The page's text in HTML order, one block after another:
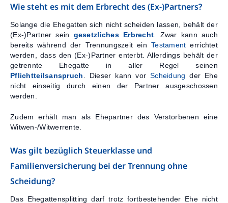
Wie steht es mit dem Erbrecht des (Ex-)Partners?
Solange die Ehegatten sich nicht scheiden lassen, behält der
(Ex-)Partner sein gesetzliches Erbrecht . Zwar kann auch
bereits während der Trennungszeit ein Testament errichtet
werden, dass den (Ex-)Partner enterbt. Allerdings behält der
getrennte Ehegatte in aller Regel seinen
Pflichtteilsanspruch
. Dieser kann vorScheidung der Ehe
nicht einseitig durch einen der Partner ausgeschossen
werden.
Zudem erhält man als Ehepartner des Verstorbenen eine
Witwen-/Witwerrente.
Was gilt bezüglich Steuerklasse und
Familienversicherung bei der Trennung ohne
Scheidung?
Das Ehegattensplitting darf trotz fortbestehender Ehe nicht